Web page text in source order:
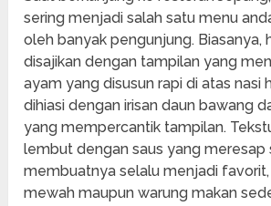
sering menjadi salah satu menu
oleh banyak pengunjung. Biasanya,
disajikan dengan tampilan yang
ayam yang disusun rapi di atas nasi
dihiasi dengan irisan daun bawang
yang mempercantik tampilan.
lembut dengan saus yang meresap
membuatnya selalu menjadi
mewah maupun warung makan